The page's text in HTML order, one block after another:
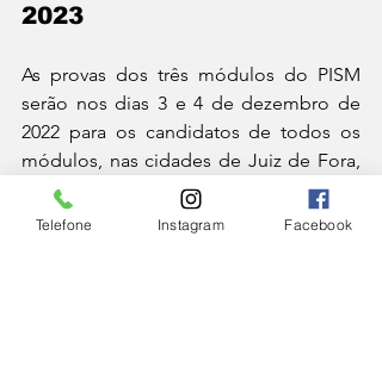
2023
As provas dos três módulos do PISM
serão nos dias 3 e 4 de dezembro de
2022 para os candidatos de todos os
módulos, nas cidades de Juiz de Fora,
Governador Valadares, Muriaé,
Petrópolis e Volta Redonda.
Telefone Instagram Facebook